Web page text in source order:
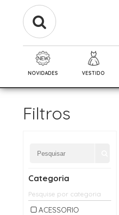
NOVIDADES VESTIDO
Filtros
Categoria
ACESSORIO